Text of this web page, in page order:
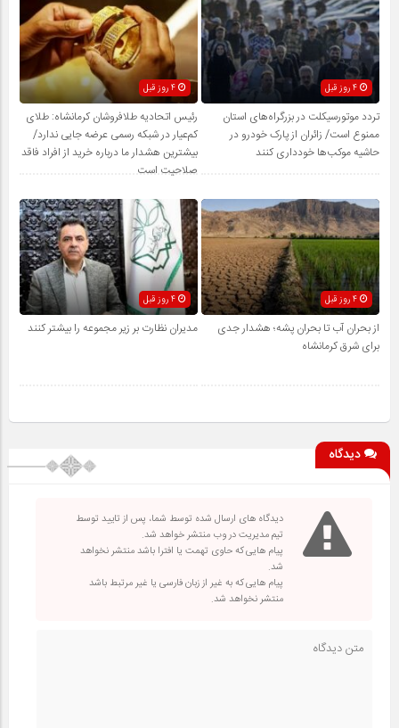
4 روز قبل
تردد موتورسیکلت در بزرگراه‌های استان
ممنوع است/ زائران از پارک خودرو در
حاشیه موکب‌ها خودداری کنند
رئیس اتحادیه طلافروشان کرمانشاه: طلای
کم‌عیار در شبکه رسمی عرضه جایی ندارد/
بیشترین هشدار ما درباره خرید از افراد فاقد
صلاحیت است
4 روز قبل
از بحران آب تا بحران پشه؛ هشدار جدی
برای شرق کرمانشاه
مدیران نظارت بر زیر مجموعه را بیشتر کنند
دیدگاه
دیدگاه های ارسال شده توسط شما، پس از تایید توسط
تیم مدیریت در وب منتشر خواهد شد.
پیام هایی که حاوی تهمت یا افترا باشد منتشر نخواهد
شد.
پیام هایی که به غیر از زبان فارسی یا غیر مرتبط باشد
منتشر نخواهد شد.